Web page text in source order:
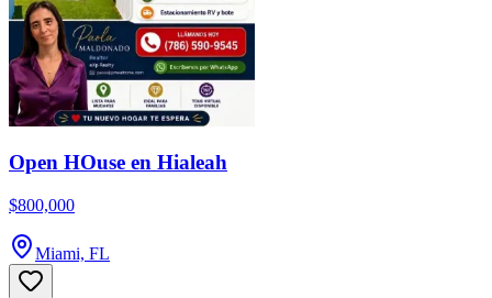
Open HOuse en Hialeah
$800,000
Miami, FL